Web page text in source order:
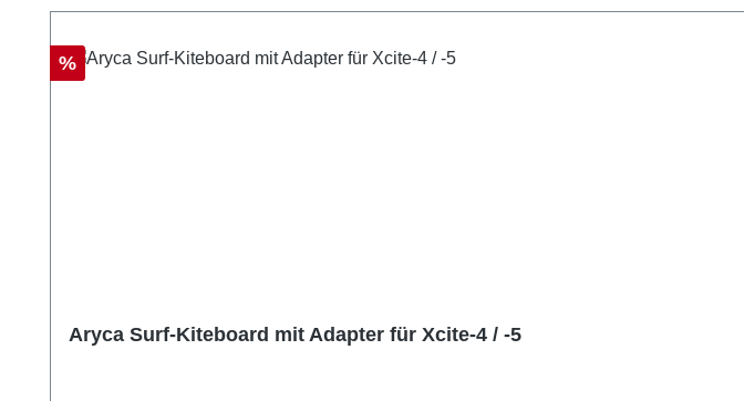
Rabatt
%
Aryca Surf-Kiteboard mit Adapter für Xcite-4 / -5